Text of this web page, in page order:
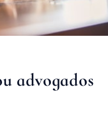
advogados